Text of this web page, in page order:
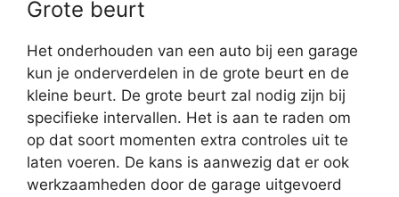
Grote beurt
Het onderhouden van een auto bij een garage
kun je onderverdelen in de grote beurt en de
kleine beurt. De grote beurt zal nodig zijn bij
specifieke intervallen. Het is aan te raden om
op dat soort momenten extra controles uit te
laten voeren. De kans is aanwezig dat er ook
werkzaamheden door de garage uitgevoerd